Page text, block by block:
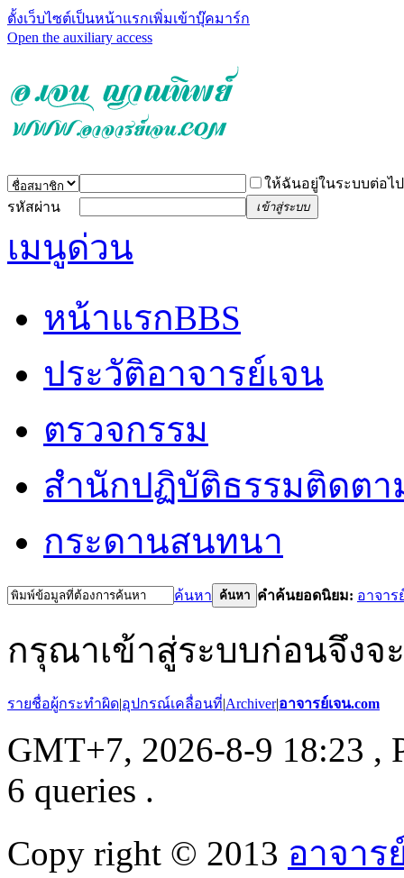
ตั้งเว็บไซต์เป็นหน้าแรกเพิ่มเข้าบุ๊คมาร์ก
Open the auxiliary access
ให้ฉันอยู่ในระบบต่อไป
รหัสผ่าน
เข้าสู่ระบบ
เมนูด่วน
หน้าแรกBBS
ประวัติอาจารย์เจน
ตรวจกรรม
สำนักปฏิบัติธรรมติดต
กระดานสนทนา
ค้นหา ค้นหา คำค้นยอดนิยม: อาจาร
กรุณาเข้าสู่ระบบก่อนจึงจ
รายชื่อผู้กระทำผิด|อุปกรณ์เคลื่อนที่|Archiver|อาจารย์เจน.com
GMT+7, 2026-8-9 18:23 ,
6 queries .
Copy right © 2013 อาจาร